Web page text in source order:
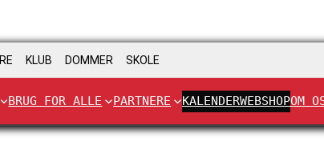
KLUB DOMMER SKOLE
BRUG FOR ALLE PARTNERE KALENDERWEBSHOPOM